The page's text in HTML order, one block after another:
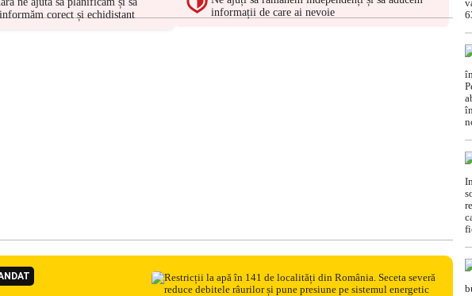
corect și echidistant
informații de care ai nevoie